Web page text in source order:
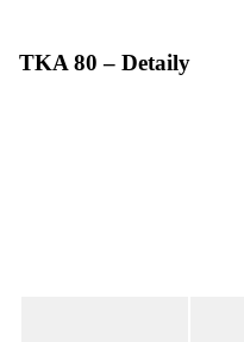
TKA 80 – Detaily